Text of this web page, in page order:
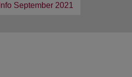
September 2021